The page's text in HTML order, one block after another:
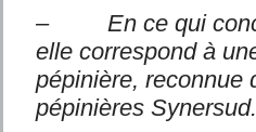
– En ce qui
elle correspond à
pépinière, reconnue
pépinières Synersud.